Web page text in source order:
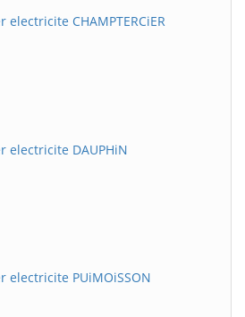
CHAMPTERCiER
electricite DAUPHiN
electricite PUiMOiSSON